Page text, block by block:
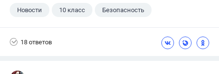
Новости 10 класс Безопасность
18 ответов